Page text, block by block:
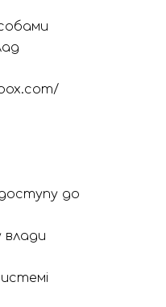
до
влади